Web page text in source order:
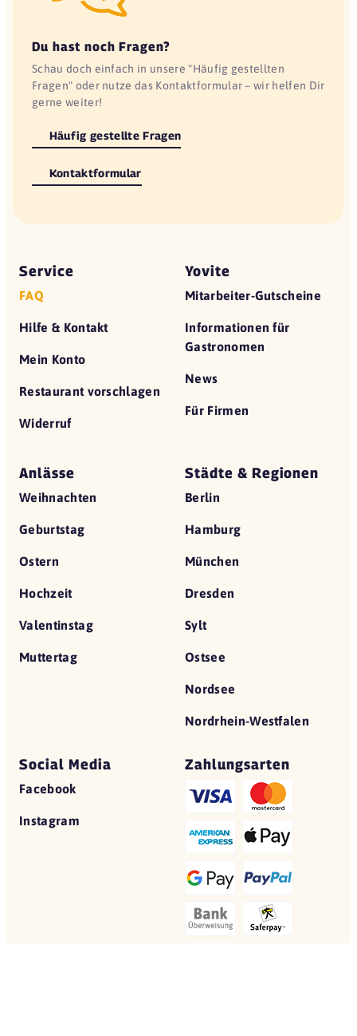
Du hast noch Fragen?
Schau doch einfach in unsere "Häufig gestellten
Fragen" oder nutze das Kontaktformular – wir helfen Dir
gerne weiter!
Häufig gestellte Fragen
Kontaktformular
Service
FAQ
Hilfe & Kontakt
Mein Konto
Restaurant vorschlagen
Widerruf
Yovite
Mitarbeiter-Gutscheine
Informationen für
Gastronomen
News
Für Firmen
Anlässe
Weihnachten
Geburtstag
Ostern
Hochzeit
Valentinstag
Muttertag
Städte & Regionen
Berlin
Hamburg
München
Dresden
Sylt
Ostsee
Nordsee
Nordrhein-Westfalen
Social Media
Facebook
Instagram
Zahlungsarten